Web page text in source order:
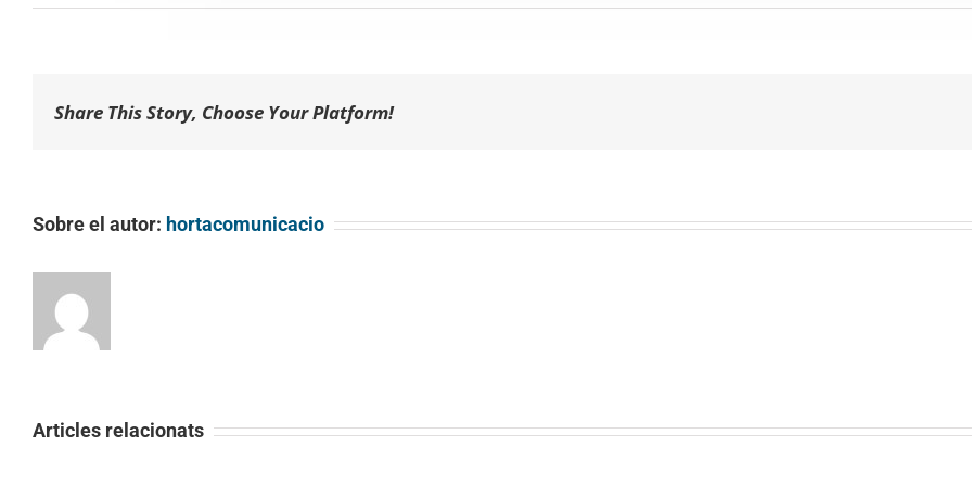
Share This Story, Choose Your Platform!
Sobre el autor: hortacomunicacio
Articles relacionats